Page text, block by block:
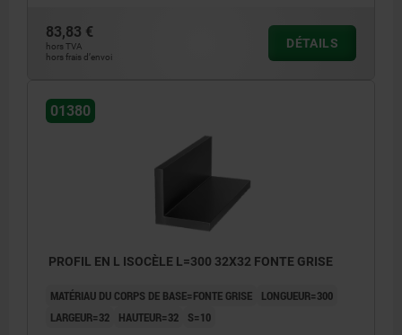
Surfaces usinées: ±0,25 mm
Tolérances sur longueur:
≤200 mm: +3/+10
de 201 mm à 590 mm: +8/+15
≥600 mm: +20/+50
83,83 €
hors TVA
hors frais d’envoi
DÉTAILS
01380
PROFIL EN L ISOCÈLE L=300 32X32 FONTE GRISE
MATÉRIAU DU CORPS DE BASE=FONTE GRISE
LONGUEUR=300
LARGEUR=32
HAUTEUR=32 S=10